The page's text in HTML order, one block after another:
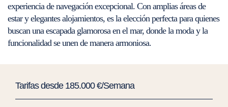
experiencia de navegación excepcional. Con amplias áreas de
estar y elegantes alojamientos, es la elección perfecta para quienes
buscan una escapada glamorosa en el mar, donde la moda y la
funcionalidad se unen de manera armoniosa.
Tarifas desde 185.000 €/Semana